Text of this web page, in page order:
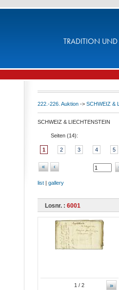
TRADITION UND
222.-226. Auktion -> SCHWEIZ &
SCHWEIZ & LIECHTENSTEIN
Seiten (14):
1 2 3 4 5
« ‹
list | gallery
Losnr. : 6001
»
1 / 2